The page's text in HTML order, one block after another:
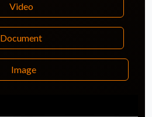
Video
Document
Image